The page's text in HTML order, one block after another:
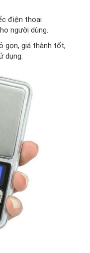
điện thoại
người dùng.
gọn, giá thành tốt,
dụng.